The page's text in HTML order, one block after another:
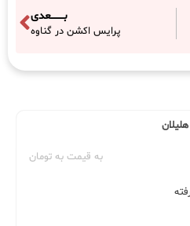
بــــــــعدی
پرایس اکشن در گناوه
به قیمت به تومان